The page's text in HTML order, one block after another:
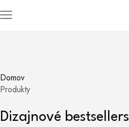
Domov
Produkty
Dizajnové bestsellers